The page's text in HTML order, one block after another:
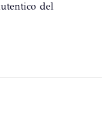
del